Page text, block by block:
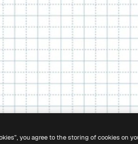
you agree to the storing of cookies on